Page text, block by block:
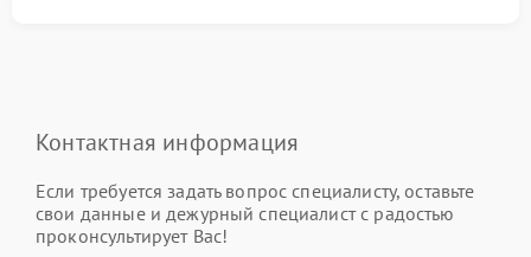
Контактная информация
Если требуется задать вопрос специалисту, оставьте
свои данные и дежурный специалист с радостью
проконсультирует Вас!